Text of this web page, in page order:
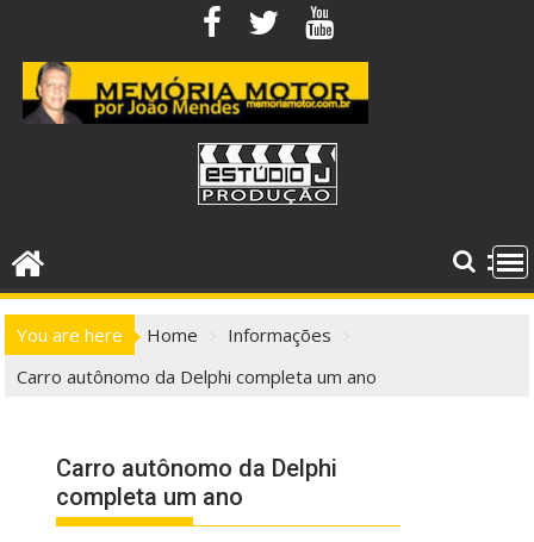
content
You are here Home
Informações
Carro autônomo da Delphi completa um ano
Carro autônomo da Delphi
completa um ano